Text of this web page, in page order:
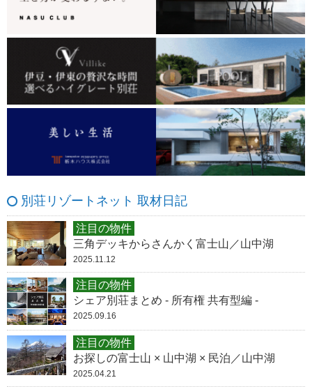
別荘リゾートネット 取材日記
注目の物件
三角デッキからさんかく富士山／山中湖
2025.11.12
注目の物件
シェア別荘まとめ - 所有権 共有型編 -
2025.09.16
注目の物件
お探しの富士山 × 山中湖 × 民泊／山中湖
2025.04.21